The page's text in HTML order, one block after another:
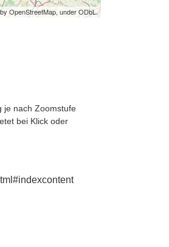
OpenStreetMap, under ODbL.
je nach Zoomstufe
bei Klick oder